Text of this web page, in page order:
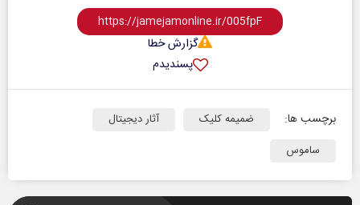
گزارش خطا
پسندیدم
برچسب ها: ضمیمه کلیک
آثار دیجیتال
ساموس